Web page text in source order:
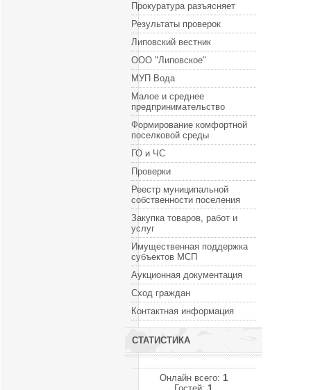
Прокуратура разъясняет
Результаты проверок
Липовский вестник
ООО "Липовское"
МУП Вода
Малое и среднее
предпринимательство
Формирование комфортной
поселковой среды
ГО и ЧС
Проверки
Реестр муниципальной
собственности поселения
Закупка товаров, работ и
услуг
Имущественная поддержка
субъектов МСП
Аукционная документация
Сход граждан
Контактная информация
СТАТИСТИКА
Онлайн всего: 1